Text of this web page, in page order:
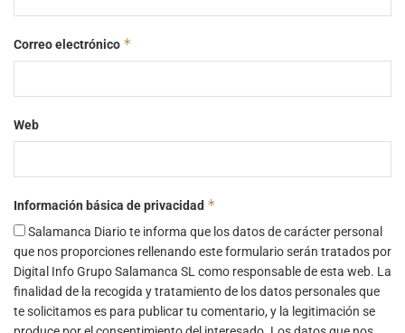
Correo electrónico *
Web
Información básica de privacidad *
Salamanca Diario te informa que los datos de carácter personal
que nos proporciones rellenando este formulario serán tratados por
Digital Info Grupo Salamanca SL como responsable de esta web. La
finalidad de la recogida y tratamiento de los datos personales que
te solicitamos es para publicar tu comentario, y la legitimación se